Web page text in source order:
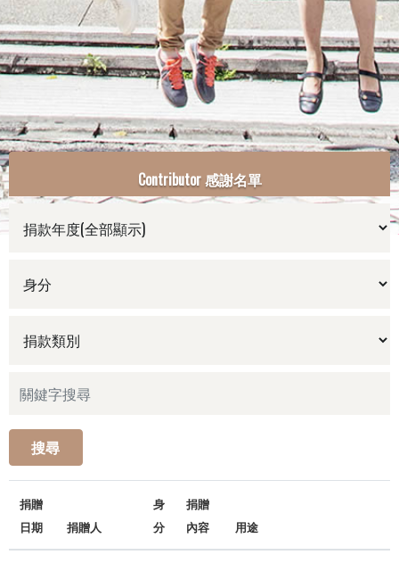
Contributor 感謝名單
搜尋
捐贈
日期
捐贈人
身
分
捐贈
內容
用途